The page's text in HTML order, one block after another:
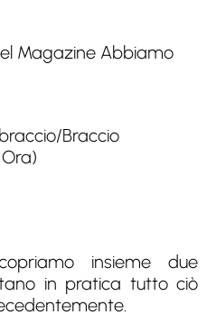
Magazine Abbiamo
Braccio
insieme due
in pratica tutto ciò